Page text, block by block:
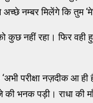
नम्बर मिलेंगे कि तुम
नहीं रहा। फिर वही
परीक्षा नज़दीक आ ही है,
की भनक पड़ी। राधा